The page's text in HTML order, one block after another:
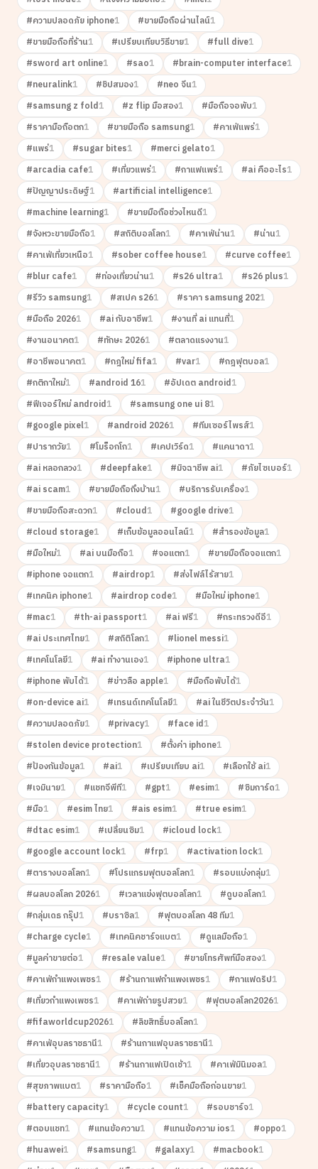
#ความปลอดภัย iphone1 #ขายมือถือผ่านไลน์1
#ขายมือถือที่ร้าน1 #เปรียบเทียบวิธีขาย1 #full dive1
#sword art online1 #sao1 #brain-computer interface1
#neuralink1 #ชิปสมอง1 #neo จีน1
#samsung z fold1 #z flip มือสอง1 #มือถือจอพับ1
#ราคามือถือตก1 #ขายมือถือ samsung1 #คาเฟ่แพร่1
#แพร่1 #sugar bites1 #merci gelato1
#arcadia cafe1 #เที่ยวแพร่1 #กาแฟแพร่1 #ai คืออะไร1
#ปัญญาประดิษฐ์1 #artificial intelligence1
#machine learning1 #ขายมือถือช่วงไหนดี1
#จังหวะขายมือถือ1 #สถิติบอลโลก1 #คาเฟ่น่าน1 #น่าน1
#คาเฟ่เที่ยวเหนือ1 #sober coffee house1 #curve coffee1
#blur cafe1 #ท่องเที่ยวน่าน1 #s26 ultra1 #s26 plus1
#รีวิว samsung1 #สเปค s261 #ราคา samsung 2021
#มือถือ 20261 #ai กับอาชีพ1 #งานที่ ai แทนที่1
#งานอนาคต1 #ทักษะ 20261 #ตลาดแรงงาน1
#อาชีพอนาคต1 #กฎใหม่ fifa1 #var1 #กฎฟุตบอล1
#กติกาใหม่1 #android 161 #อัปเดต android1
#ฟีเจอร์ใหม่ android1 #samsung one ui 81
#google pixel1 #android 20261 #ทีมเซอร์ไพรส์1
#ปารากวัย1 #โมร็อกโก1 #เคปเวิร์ด1 #แคนาดา1
#ai หลอกลวง1 #deepfake1 #มิจฉาชีพ ai1 #ภัยไซเบอร์1
#ai scam1 #ขายมือถือถึงบ้าน1 #บริการรับเครื่อง1
#ขายมือถือสะดวก1 #cloud1 #google drive1
#cloud storage1 #เก็บข้อมูลออนไลน์1 #สำรองข้อมูล1
#มือใหม่1 #ai บนมือถือ1 #จอแตก1 #ขายมือถือจอแตก1
#iphone จอแตก1 #airdrop1 #ส่งไฟล์ไร้สาย1
#เทคนิค iphone1 #airdrop code1 #มือใหม่ iphone1
#mac1 #th-ai passport1 #ai ฟรี1 #กระทรวงดีอี1
#ai ประเทศไทย1 #สถิติโลก1 #lionel messi1
#เทคโนโลยี1 #ai ทำงานเอง1 #iphone ultra1
#iphone พับได้1 #ข่าวลือ apple1 #มือถือพับได้1
#on-device ai1 #เทรนด์เทคโนโลยี1 #ai ในชีวิตประจำวัน1
#ความปลอดภัย1 #privacy1 #face id1
#stolen device protection1 #ตั้งค่า iphone1
#ป้องกันข้อมูล1 #ai1 #เปรียบเทียบ ai1 #เลือกใช้ ai1
#เจมินาย1 #แชทจีพีที1 #gpt1 #esim1 #ซิมการ์ด1
#มือ1 #esim ไทย1 #ais esim1 #true esim1
#dtac esim1 #เปลี่ยนซิม1 #icloud lock1
#google account lock1 #frp1 #activation lock1
#ตารางบอลโลก1 #โปรแกรมฟุตบอลโลก1 #รอบแบ่งกลุ่ม1
#ผลบอลโลก 20261 #เวลาแข่งฟุตบอลโลก1 #ดูบอลโลก1
#กลุ่มเดธ กรุ๊ป1 #บราซิล1 #ฟุตบอลโลก 48 ทีม1
#charge cycle1 #เทคนิคชาร์จแบต1 #ดูแลมือถือ1
#มูลค่าขายต่อ1 #resale value1 #ขายโทรศัพท์มือสอง1
#คาเฟ่กำแพงเพชร1 #ร้านกาแฟกำแพงเพชร1 #กาแฟดริป1
#เที่ยวกำแพงเพชร1 #คาเฟ่ถ่ายรูปสวย1 #ฟุตบอลโลก20261
#fifaworldcup20261 #ลิขสิทธิ์บอลโลก1
#คาเฟ่อุบลราชธานี1 #ร้านกาแฟอุบลราชธานี1
#เที่ยวอุบลราชธานี1 #ร้านกาแฟเปิดเช้า1 #คาเฟ่มินิมอล1
#สุขภาพแบต1 #ราคามือถือ1 #เช็คมือถือก่อนขาย1
#battery capacity1 #cycle count1 #รอบชาร์จ1
#ตอบแชท1 #แทนข้อความ1 #แทนข้อความ ios1 #oppo1
#huawei1 #samsung1 #galaxy1 #macbook1